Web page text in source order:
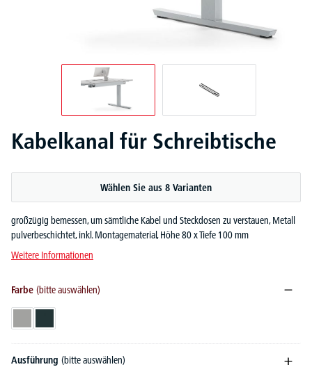
Kabelkanal für Schreibtische
Wählen Sie aus 8 Varianten
großzügig bemessen, um sämtliche Kabel und Steckdosen zu verstauen, Metall
pulverbeschichtet, inkl. Montagematerial, Höhe 80 x Tiefe 100 mm
Weitere Informationen
Farbe (bitte auswählen)
Ausführung (bitte auswählen)